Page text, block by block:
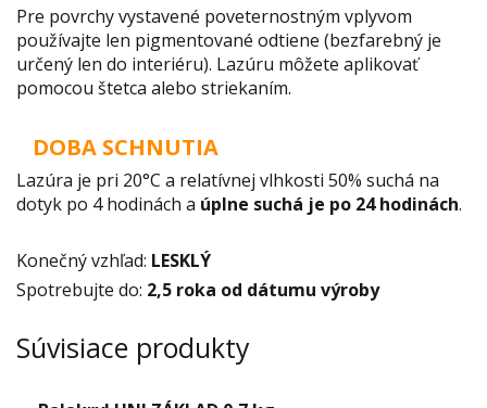
Pre povrchy vystavené poveternostným vplyvom
používajte len pigmentované odtiene (bezfarebný je
určený len do interiéru). Lazúru môžete aplikovať
pomocou štetca alebo striekaním.
DOBA SCHNUTIA
Lazúra je pri 20°C a relatívnej vlhkosti 50% suchá na
dotyk po 4 hodinách a úplne suchá je po 24 hodinách.
Konečný vzhľad: LESKLÝ
Spotrebujte do: 2,5 roka od dátumu výroby
Súvisiace produkty